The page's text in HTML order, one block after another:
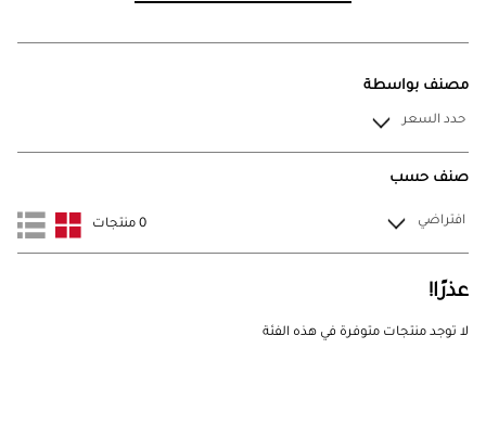
مصنف بواسطة
حدد السعر
صنف حسب
افتراضي 0 منتجات
عذرًا!
لا توجد منتجات متوفرة في هذه الفئة